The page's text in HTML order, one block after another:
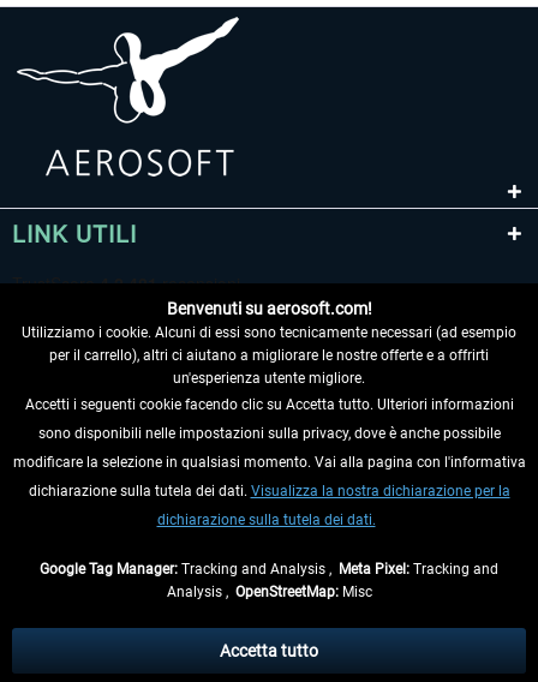
LINK UTILI
RECEDERE DAL CONTRATTO
INFORMAZIONI
eventualmente le spese di spedizione, se non diversamente descritto.
** Riguarda le spedizioni al di fuori della Germania, i tempi di consegna per le
Benvenuti su aerosoft.com!
Utilizziamo i cookie. Alcuni di essi sono tecnicamente necessari (ad esempio
per il carrello), altri ci aiutano a migliorare le nostre offerte e a offrirti
un'esperienza utente migliore.
Accetti i seguenti cookie facendo clic su Accetta tutto. Ulteriori informazioni
sono disponibili nelle impostazioni sulla privacy, dove è anche possibile
modificare la selezione in qualsiasi momento. Vai alla pagina con l'informativa
dichiarazione sulla tutela dei dati. Visualizza la nostra dichiarazione per la
dichiarazione sulla tutela dei dati.
Google Tag Manager: Tracking and Analysis , Meta Pixel: Tracking and
Analysis , OpenStreetMap:Misc
Accetta tutto